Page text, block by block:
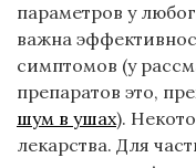
параметров у
важна
симптомов (у
препаратов это,
шум в ушах).
лекарства. Для